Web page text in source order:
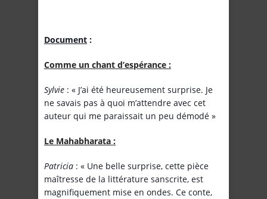
Document :
Comme un chant d’espérance :
Sylvie : « J’ai été heureusement surprise. Je
ne savais pas à quoi m’attendre avec cet
auteur qui me paraissait un peu démodé »
Le Mahabharata :
Patricia : « Une belle surprise, cette pièce
maîtresse de la littérature sanscrite, est
magnifiquement mise en ondes. Ce conte,